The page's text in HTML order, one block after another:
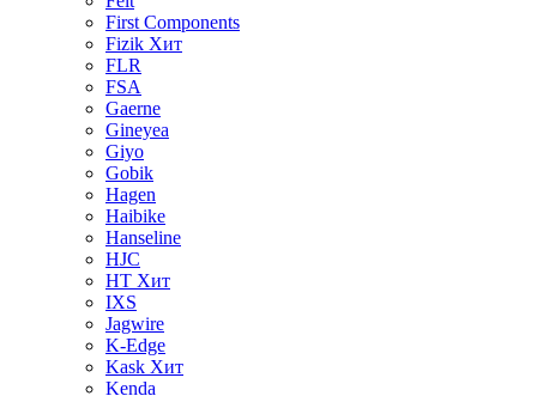
First Components
Fizik Хит
FLR
FSA
Gaerne
Gineyea
Giyo
Gobik
Hagen
Haibike
Hanseline
HJC
HT Хит
IXS
Jagwire
K-Edge
Kask Хит
Kenda